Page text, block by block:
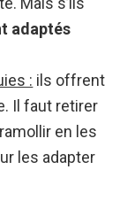
adaptés
: ils offrent
Il faut retirer
en les
les adapter